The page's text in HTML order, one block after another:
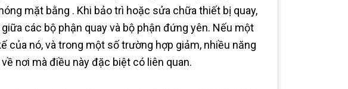
mặt bằng . Khi bảo trì hoặc sửa chữa thiết bị quay,
các bộ phận quay và bộ phận đứng yên. Nếu một
của nó, và trong một số trường hợp giảm, nhiều năng
nơi mà điều này đặc biệt có liên quan.